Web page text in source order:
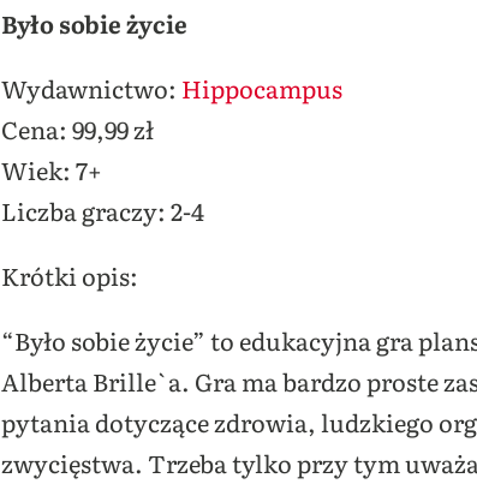
Było sobie życie
Wydawnictwo: Hippocampus
Cena: 99,99 zł
Wiek: 7+
Liczba graczy: 2-4
Krótki opis:
“Było sobie życie” to edukacyjna gra
Alberta Brille`a. Gra ma bardzo proste
pytania dotyczące zdrowia, ludzkiego
zwycięstwa. Trzeba tylko przy tym